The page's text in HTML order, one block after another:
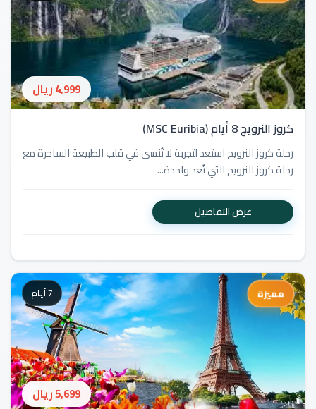
4,999 ريال
كروز النرويج 8 أيام (MSC Euribia)
رحلة كروز النرويج استعد لتجربة لا تُنسى في قلب الطبيعة الساحرة مع
رحلة كروز النرويج التي تُعد واحدة...
عرض التفاصيل
مميزة 7 أيام
5,699 ريال